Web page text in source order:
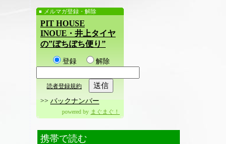
メルマガ登録・解除
PIT HOUSE
INOUE・井上タイヤ
の”ぼちぼち便り”
登録 解除
読者登録規約
>> バックナンバー
powered by まぐまぐ！
携帯で読む